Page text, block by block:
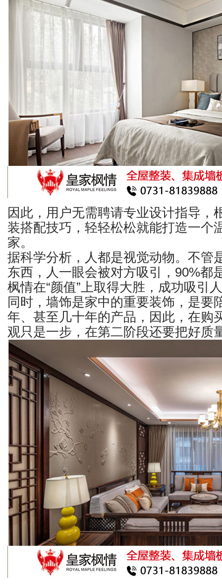
因此，用户无需聘请专业设计指导，
装搭配技巧，轻轻松松就能打造一个
家。
据科学分析，人都是视觉动物。不管
东西，人一眼会被对方吸引，90%都
枫情在“颜值”上取得大胜，成功吸引
同时，墙饰是家中的重要装饰，是要
年、甚至几十年的产品，因此，在购
观只是一步，在第二阶段还要把好质